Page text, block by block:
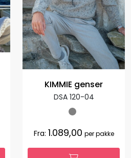
KIMMIE genser
DSA 120-04
Fra: 1.089,00 per pakke